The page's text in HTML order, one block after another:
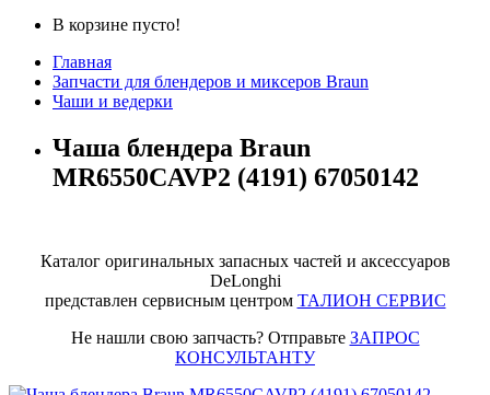
В корзине пусто!
Главная
Запчасти для блендеров и миксеров Braun
Чаши и ведерки
Чаша блендера Braun
MR6550CAVP2 (4191) 67050142
Каталог оригинальных запасных частей и аксессуаров
DeLonghi
представлен сервисным центром ТАЛИОН СЕРВИС
Не нашли свою запчасть? Отправьте ЗАПРОС
КОНСУЛЬТАНТУ